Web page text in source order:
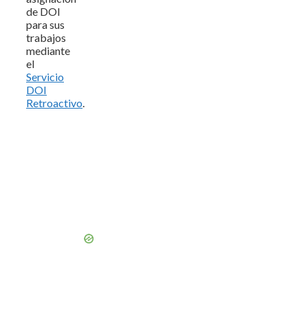
de DOI
para sus
trabajos
mediante
el
Servicio
DOI
Retroactivo